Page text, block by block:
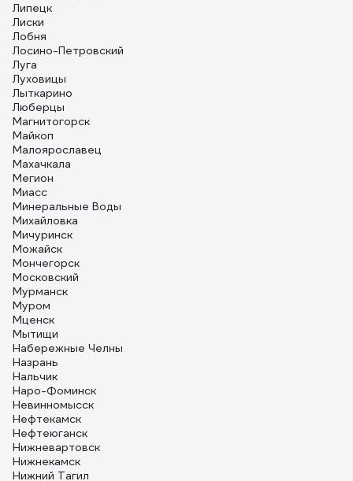
Липецк
Лиски
Лобня
Лосино-Петровский
Луга
Луховицы
Лыткарино
Люберцы
Магнитогорск
Майкоп
Малоярославец
Махачкала
Мегион
Миасс
Минеральные Воды
Михайловка
Мичуринск
Можайск
Мончегорск
Московский
Мурманск
Муром
Мценск
Мытищи
Набережные Челны
Назрань
Нальчик
Наро-Фоминск
Невинномысск
Нефтекамск
Нефтеюганск
Нижневартовск
Нижнекамск
Нижний Тагил